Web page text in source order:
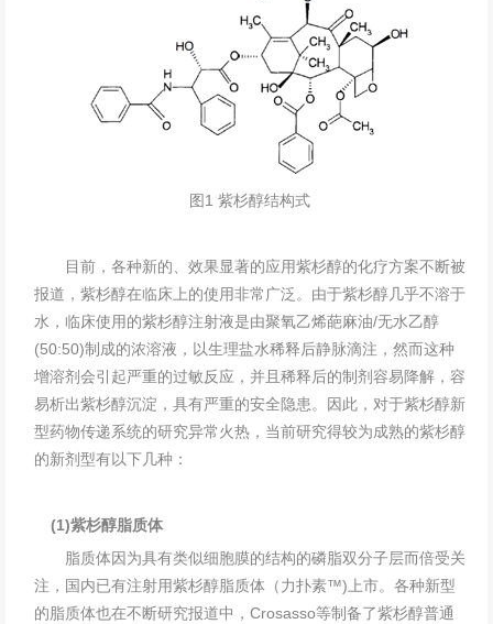
图1 紫杉醇结构式
目前，各种新的、效果显著的应用紫杉醇的化疗方案不断被
报道，紫杉醇在临床上的使用非常广泛。由于紫杉醇几乎不溶于
水，临床使用的紫杉醇注射液是由聚氧乙烯葩麻油/无水乙醇
(50:50)制成的浓溶液，以生理盐水稀释后静脉滴注，然而这种
增溶剂会引起严重的过敏反应，并且稀释后的制剂容易降解，容
易析出紫杉醇沉淀，具有严重的安全隐患。因此，对于紫杉醇新
型药物传递系统的研究异常火热，当前研究得较为成熟的紫杉醇
的新剂型有以下几种：
(1)紫杉醇脂质体
脂质体因为具有类似细胞膜的结构的磷脂双分子层而倍受关
注，国内已有注射用紫杉醇脂质体（力扑素™)上市。各种新型
的脂质体也在不断研究报道中，Crosasso等制备了紫杉醇普通